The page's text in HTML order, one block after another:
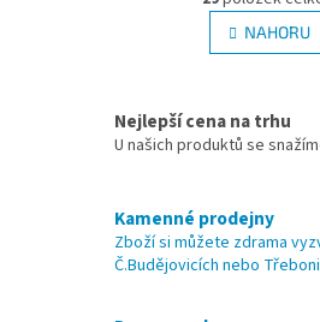
v
l
á
c
í
v
k
y
á
n
k
á
n
í
NAHORU
Nejlepší cena na trhu
U našich produktů se
Kamenné prodejny
Zboží si můžete zdrama
Č.Budějovicích nebo Třeboni